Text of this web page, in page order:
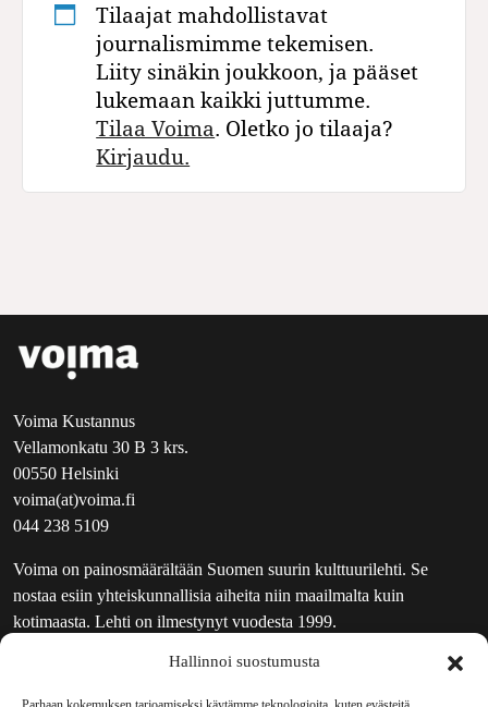
Hallinnoi suostumusta
Tilaajat mahdollistavat
journalismimme tekemisen.
Liity sinäkin joukkoon, ja pääset
lukemaan kaikki juttumme.
Tilaa Voima. Oletko jo tilaaja?
Kirjaudu.
Voima Kustannus
Vellamonkatu 30 B 3 krs.
00550 Helsinki
voima(at)voima.fi
044 238 5109
Voima on painosmäärältään Suomen suurin kulttuurilehti. Se
nostaa esiin yhteiskunnallisia aiheita niin maailmalta kuin
kotimaasta. Lehti on ilmestynyt vuodesta 1999.
UUTISKIRJE